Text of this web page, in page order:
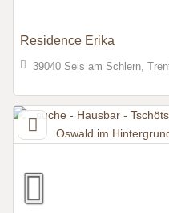
Residence Erika
39040 Seis am Schlern,